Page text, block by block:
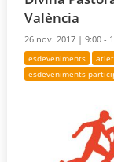
València
26 nov. 2017 |9:00 -
esdeveniments
esdeveniments